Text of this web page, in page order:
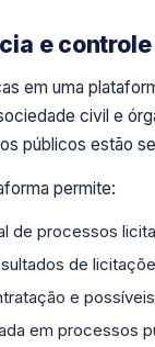
e
em uma
civil e
públicos estão
permite:
de processos
de
e
em processos